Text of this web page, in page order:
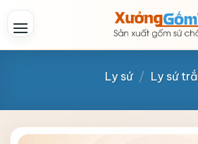
Ly sứ / Ly sứ